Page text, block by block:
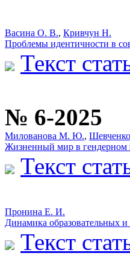
Васина О. В., Кривчун Н.
Проблемы идентичности в
Текст
№ 6-2025
Милованова М. Ю.,
Жизненный мир в гендерном
Текст
Пронина Е. И.
Динамика образовательных
Текст